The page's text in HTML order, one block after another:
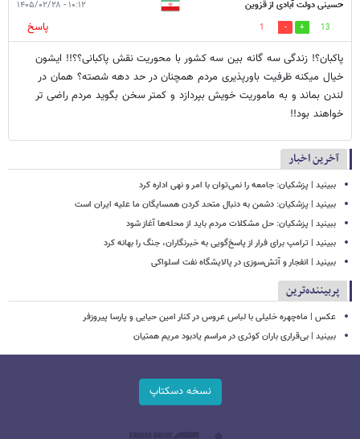
حسینی دولت آبادی از قزوین ۱۰:۱۲ - ۱۴۰۵/۰۲/۲۸
13
1
پاسخ
پاکبان؟! زندگی سه گانه بین سه کشور با محوریت نقش پاکبانی؟؟!! ایشون
خیال میکنه ظرفیت باورپذیری مردم همچنان در حد دهه شصته؟ همان در
لندن بماند و به ماموریت خویش بپردازد و کمتر سخن بگوید مردم راضی تر
خواهند بود!!
آخرین اخبار
ببینید | پزشکیان: جامعه را نمی‌توان با امر و نهی اداره کرد
ببینید | پزشکیان: دشمن به دنبال متحد کردن همسایگان ما علیه ایران است
ببینید | پزشکیان: حل مشکلات مردم باید از محله‌ها آغاز شود
ببینید | ترامپ برای فرار از پاسخ‌گویی به خبرنگاران، جنگ را بهانه کرد
ببینید | انفجار و آتش‌سوزی در پالایشگاه نفت اسلواکی
پربیننده‌ترین
عکس | ماه‌چهره خلیلی با لباس عروس در کنار امین حیایی و پارسا پیروزفر
ببینید | بی‌قراری باران کوثری در مراسم یادبود مریم همتیان
نسخه دسکتاپ